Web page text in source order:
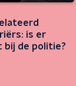
is er
bij de politie?